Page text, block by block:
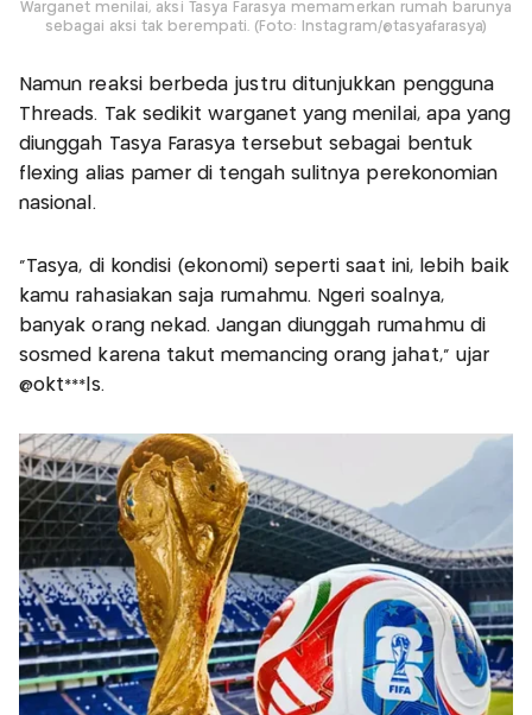
Warganet menilai, aksi Tasya Farasya memamerkan rumah barunya
sebagai aksi tak berempati. (Foto: Instagram/@tasyafarasya)
Namun reaksi berbeda justru ditunjukkan pengguna
Threads. Tak sedikit warganet yang menilai, apa yang
diunggah Tasya Farasya tersebut sebagai bentuk
flexing alias pamer di tengah sulitnya perekonomian
nasional.
“Tasya, di kondisi (ekonomi) seperti saat ini, lebih baik
kamu rahasiakan saja rumahmu. Ngeri soalnya,
banyak orang nekad. Jangan diunggah rumahmu di
sosmed karena takut memancing orang jahat,” ujar
@okt***ls.